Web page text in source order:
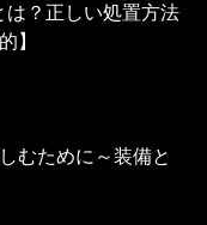
は？正しい処置方法
】
むために～装備と